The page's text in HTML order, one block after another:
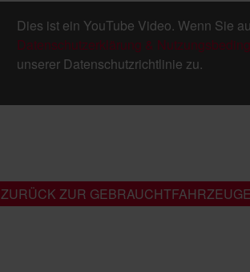
Dies ist ein YouTube Video. Wenn Sie
Datenschutzerklärung &
unserer Datenschutzrichtlinie zu.
ZURÜCK ZUR